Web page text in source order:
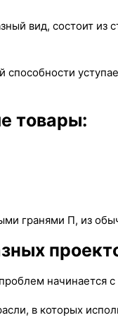
вид, состоит
товары:
гранями П, из
начинается
в которых